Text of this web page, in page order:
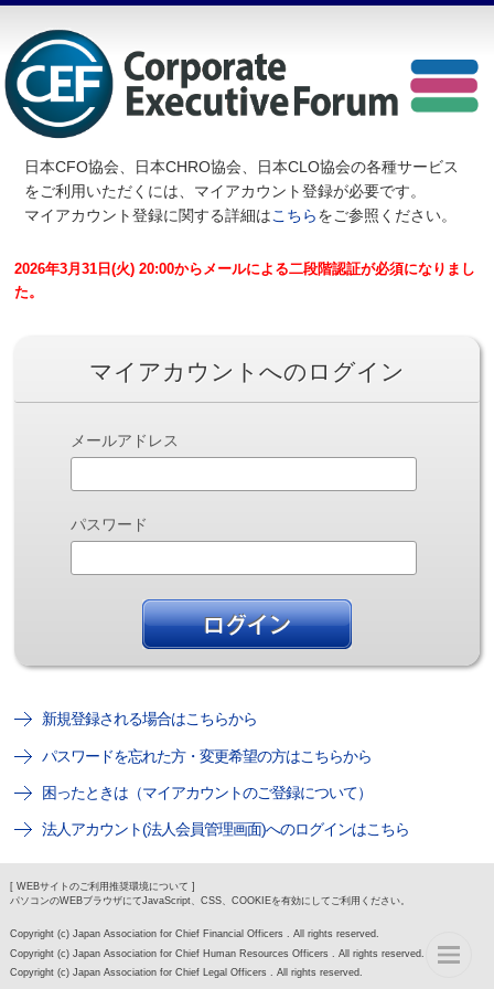
日本CFO協会、日本CHRO協会、日本CLO協会の各種サービス
をご利用いただくには、マイアカウント登録が必要です。
マイアカウント登録に関する詳細はこちらをご参照ください。
2026年3月31日(火) 20:00からメールによる二段階認証が必須になりまし
た。
マイアカウントへのログイン
メールアドレス
パスワード
新規登録される場合はこちらから
パスワードを忘れた方・変更希望の方はこちらから
困ったときは（マイアカウントのご登録について）
法人アカウント(法人会員管理画面)へのログインはこちら
[ WEBサイトのご利用推奨環境について ]
パソコンのWEBブラウザにてJavaScript、CSS、COOKIEを有効にしてご利用ください。
Copyright (c) Japan Association for Chief Financial Officers . All rights reserved.
Copyright (c) Japan Association for Chief Human Resources Officers . All rights reserved.
Copyright (c) Japan Association for Chief Legal Officers . All rights reserved.